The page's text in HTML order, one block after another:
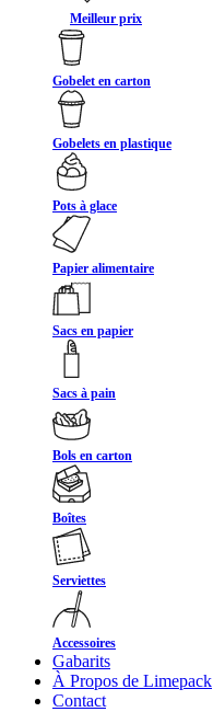
Meilleur prix
Gobelet en carton
Gobelets en plastique
Pots à glace
Papier alimentaire
Sacs en papier
Sacs à pain
Bols en carton
Boîtes
Serviettes
Accessoires
Gabarits
À Propos de Limepack
Contact